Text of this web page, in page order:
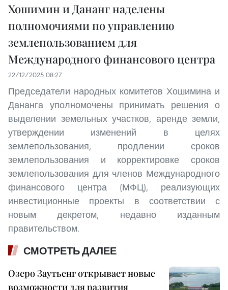
Хошимин и Дананг наделены
полномочиями по управлению
землепользованием для
Международного финансового центра
22/12/2025 08:27
Председатели народных комитетов Хошимина и
Дананга уполномочены принимать решения о
выделении земельных участков, аренде земли,
утверждении изменений в целях
землепользования, продлении сроков
землепользования и корректировке сроков
землепользования для членов Международного
финансового центра (МФЦ), реализующих
инвестиционные проекты в соответствии с
новым декретом, недавно изданным
правительством.
СМОТРЕТЬ ДАЛЕЕ
Озеро Заутьенг открывает новые
возможности для развития